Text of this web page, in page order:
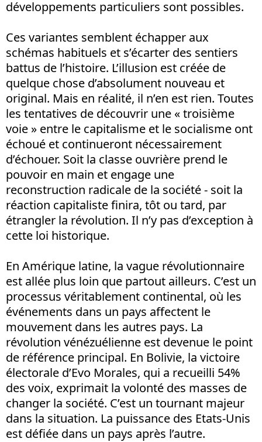
développements particuliers sont possibles.
Ces variantes semblent échapper aux
schémas habituels et s’écarter des sentiers
battus de l’histoire. L’illusion est créée de
quelque chose d’absolument nouveau et
original. Mais en réalité, il n’en est rien. Toutes
les tentatives de découvrir une « troisième
voie » entre le capitalisme et le socialisme ont
échoué et continueront nécessairement
d’échouer. Soit la classe ouvrière prend le
pouvoir en main et engage une
reconstruction radicale de la société - soit la
réaction capitaliste finira, tôt ou tard, par
étrangler la révolution. Il n’y pas d’exception à
cette loi historique.
En Amérique latine, la vague révolutionnaire
est allée plus loin que partout ailleurs. C’est un
processus véritablement continental, où les
événements dans un pays affectent le
mouvement dans les autres pays. La
révolution vénézuélienne est devenue le point
de référence principal. En Bolivie, la victoire
électorale d’Evo Morales, qui a recueilli 54%
des voix, exprimait la volonté des masses de
changer la société. C’est un tournant majeur
dans la situation. La puissance des Etats-Unis
est défiée dans un pays après l’autre.